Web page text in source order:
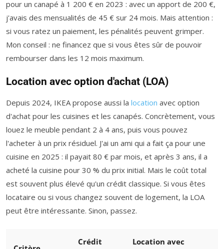
pour un canapé à 1 200 € en 2023 : avec un apport de 200 €,
j'avais des mensualités de 45 € sur 24 mois. Mais attention :
si vous ratez un paiement, les pénalités peuvent grimper.
Mon conseil : ne financez que si vous êtes sûr de pouvoir
rembourser dans les 12 mois maximum.
Location avec option d'achat (LOA)
Depuis 2024, IKEA propose aussi la location avec option
d'achat pour les cuisines et les canapés. Concrètement, vous
louez le meuble pendant 2 à 4 ans, puis vous pouvez
l'acheter à un prix résiduel. J'ai un ami qui a fait ça pour une
cuisine en 2025 : il payait 80 € par mois, et après 3 ans, il a
acheté la cuisine pour 30 % du prix initial. Mais le coût total
est souvent plus élevé qu'un crédit classique. Si vous êtes
locataire ou si vous changez souvent de logement, la LOA
peut être intéressante. Sinon, passez.
Crédit Location avec